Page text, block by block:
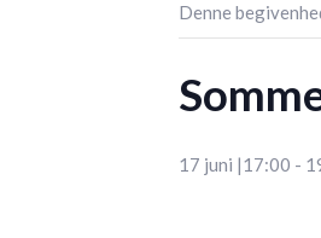
Denne
17 juni |17:00 -